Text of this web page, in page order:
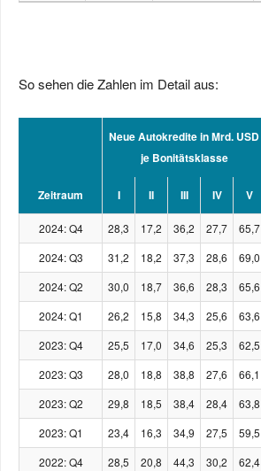
So sehen die Zahlen im Detail aus:
Neue Autokredite in Mrd. USD
je Bonitätsklasse
Zeitraum I II III IV V
2024: Q4 28,3 17,2 36,2 27,7 65,7
2024: Q3
31,2 18,2 37,3 28,6 69,0
2024: Q2
30,0 18,7 36,6 28,3 65,6
2024: Q1
26,2 15,8 34,3 25,6 63,6
2023: Q4
25,5 17,0 34,6 25,3 62,5
2023: Q3
28,0 18,8 38,8 27,6 66,1
2023: Q2
29,8 18,5 38,4 28,4 63,8
2023: Q1
23,4 16,3 34,9 27,5 59,5
2022: Q4
28,5 20,8 44,3 30,2 62,4